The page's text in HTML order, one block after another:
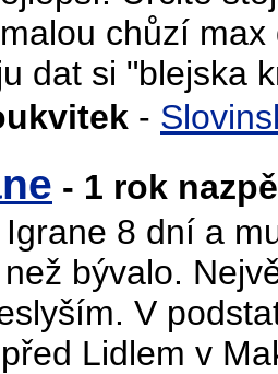
chůzí
dat si "blejska
-
- 1 rok
8 dní a
bývalo.
V
Lidlem v